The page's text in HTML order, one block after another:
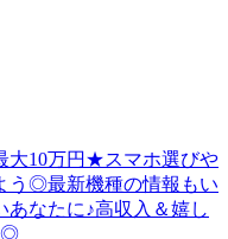
大10万円★スマホ選びや
う◎最新機種の情報もい
なたに♪高収入＆嬉し
◎